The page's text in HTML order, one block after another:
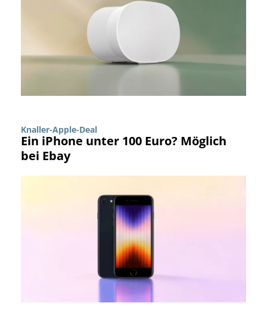
Knaller-Apple-Deal
Ein iPhone unter 100 Euro? Möglich
bei Ebay